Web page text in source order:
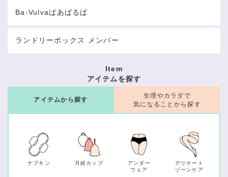
Ba-Vulvaばあばるば
ランドリーボックス メンバー
Item
アイテムを探す
アイテムから探す
ナプキン 月経カップ
アンダー
ウェア
デリケート
ゾーンケア
生理やカラダで
気になることから探す